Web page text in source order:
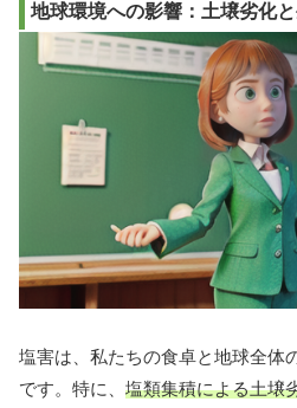
地球環境への影響：土壌劣化
塩害は、私たちの食卓と地球全体
です。特に、 塩類集積による土壌